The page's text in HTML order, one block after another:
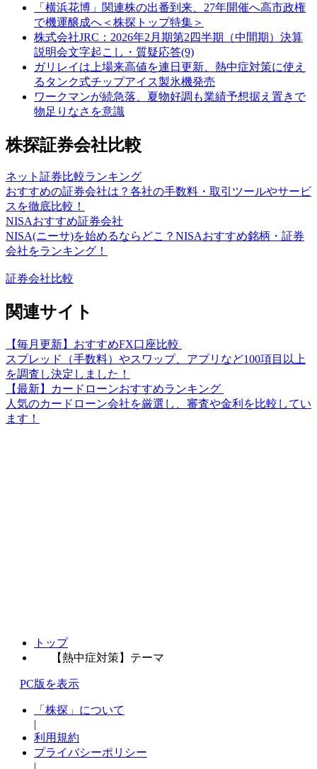
「横浜花博」関連株の出番到来、27年開催へ高市政権
で機運醸成へ＜株探トップ特集＞
株式会社JRC：2026年2月期第2四半期（中間期）決算
説明会文字起こし・質疑応答(9)
ガリレイは上場来高値を連日更新、熱中症対策に使え
るタンク式チップアイス製氷機発売
ワークマンが続急落、夏物好調も業績予想据え置きで
物足りなさを意識
株探証券会社比較
ネット証券比較ランキング
おすすめの証券会社は？各社の手数料・取引ツールやサービ
スを徹底比較！
NISAおすすめ証券会社
NISA(ニーサ)を始めるならどこ？NISAおすすめ銘柄・証券
会社をランキング！
証券会社比較
関連サイト
【毎月更新】おすすめFX口座比較
スプレッド（手数料）やスワップ、アプリなど100項目以上
を調査し決定しました！
【最新】カードローンおすすめランキング
人気のカードローン会社を厳選し、審査や金利を比較してい
ます！
トップ
【熱中症対策】テーマ
PC版を表示
「株探」について
|
利用規約
プライバシーポリシー